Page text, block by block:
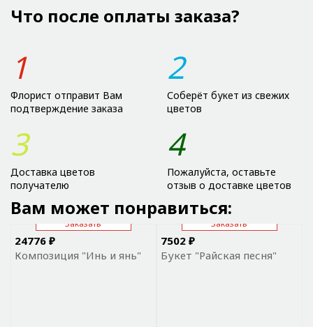
Что после оплаты заказа?
1
Флорист отправит Вам
подтверждение заказа
2
Соберёт букет из свежих
цветов
3
Доставка цветов
получателю
4
Пожалуйста, оставьте
отзыв о доставке цветов
Вам может понравиться:
Заказать
24776 ₽
Композиция "Инь и янь"
Заказать
7502 ₽
Букет "Райская песня"